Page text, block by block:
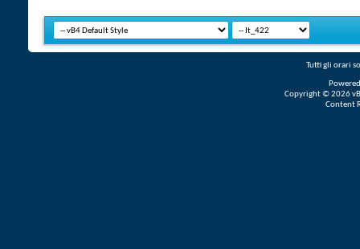
Tutti gli orari
Copyright © 2026
Content